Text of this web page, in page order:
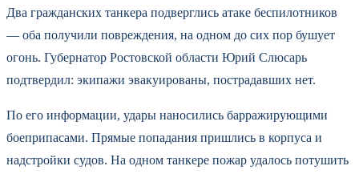
Два гражданских танкера подверглись атаке беспилотников
— оба получили повреждения, на одном до сих пор бушует
огонь. Губернатор Ростовской области Юрий Слюсарь
подтвердил: экипажи эвакуированы, пострадавших нет.
По его информации, удары наносились барражирующими
боеприпасами. Прямые попадания пришлись в корпуса и
надстройки судов. На одном танкере пожар удалось потушить